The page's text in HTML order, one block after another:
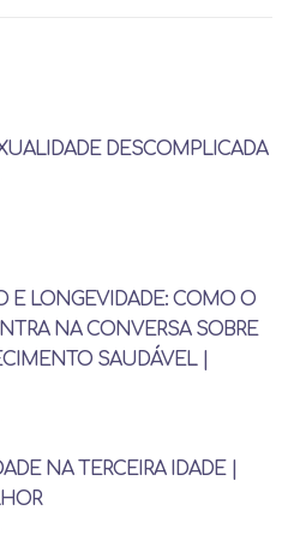
DESCOMPLICADA
E LONGEVIDADE: COMO O
NA CONVERSA SOBRE
SAUDÁVEL |
NA TERCEIRA IDADE |